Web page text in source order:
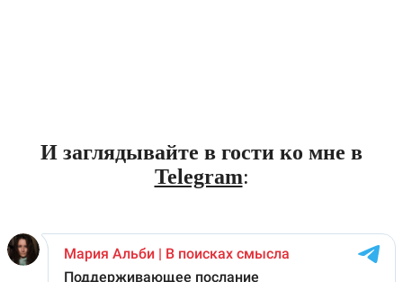
И заглядывайте в гости ко мне в
Telegram: